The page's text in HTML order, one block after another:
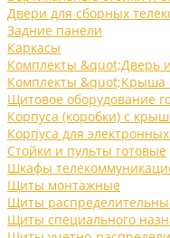
Двери для сборных
Задние панели
Каркасы
Комплекты &quot;Дверь
Комплекты &quot;Крыша
Щитовое оборудование
Корпуса (коробки) с
Корпуса для
Стойки и пульты готовые
Шкафы
Щиты монтажные
Щиты
Щиты специального